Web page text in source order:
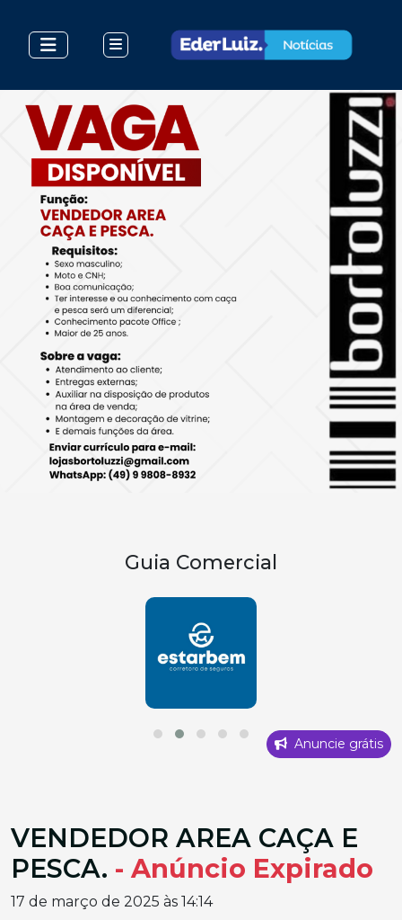
Guia Comercial
Anuncie grátis
VENDEDOR AREA CAÇA E
PESCA. - Anúncio Expirado
17 de março de 2025 às 14:14